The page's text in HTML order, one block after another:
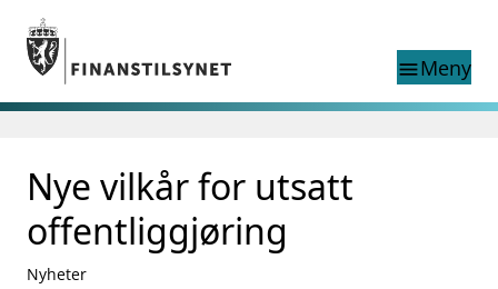
Gå til hovedinnhold
Gå til søkesiden
menuMeny
nettstedet
language
English
exist in English
English home page
Nye vilkår for utsatt
offentliggjøring
Nyheter